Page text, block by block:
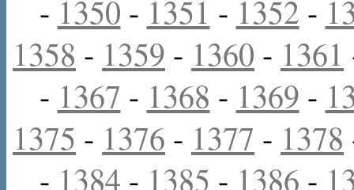
- 1350 - 1351 - 1352 -
1358 - 1359 - 1360 - 1361
- 1367 - 1368 - 1369 -
1375 - 1376 - 1377 - 1378
- 1384 - 1385 - 1386 -